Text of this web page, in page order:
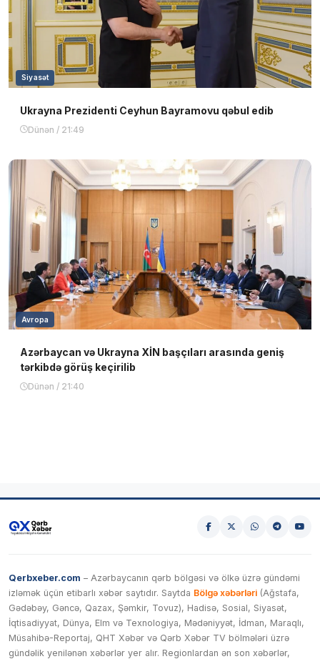
Siyasət
Ukrayna Prezidenti Ceyhun Bayramovu qəbul edib
Dünən / 21:49
Avropa
Azərbaycan və Ukrayna XİN başçıları arasında geniş
tərkibdə görüş keçirilib
Dünən / 21:40
Qerbxeber.com – Azərbaycanın qərb bölgəsi və ölkə üzrə gündəmi
izləmək üçün etibarlı xəbər saytıdır. Saytda Bölgə xəbərləri (Ağstafa,
Gədəbəy, Gəncə, Qazax, Şəmkir, Tovuz), Hadisə, Sosial, Siyasət,
İqtisadiyyat, Dünya, Elm və Texnologiya, Mədəniyyət, İdman, Maraqlı,
Müsahibə-Reportaj, QHT Xəbər və Qərb Xəbər TV bölmələri üzrə
gündəlik yenilənən xəbərlər yer alır. Regionlardan ən son xəbərlər,